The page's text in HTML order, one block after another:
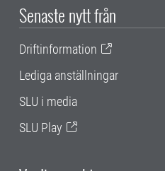
Senaste nytt från
Driftinformation
Lediga anställningar
SLU i media
SLU Play